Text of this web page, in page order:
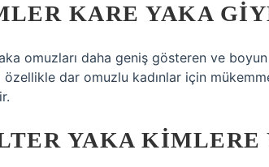
KARE YAKA
omuzları daha geniş gösteren ve
özellikle dar omuzlu kadınlar için
YAKA KIMLERE